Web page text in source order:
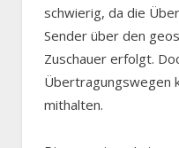
schwierig, da die
Sender über den
Zuschauer erfolgt.
Übertragungswegen
mithalten.